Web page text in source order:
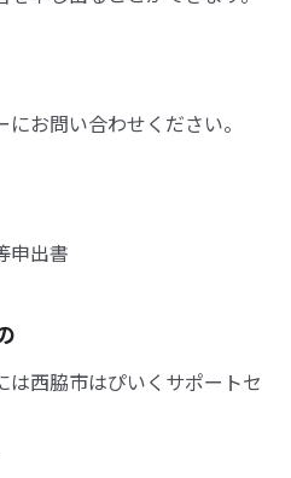
お問い合わせください。
申出書
西脇市はぴいくサポートセ